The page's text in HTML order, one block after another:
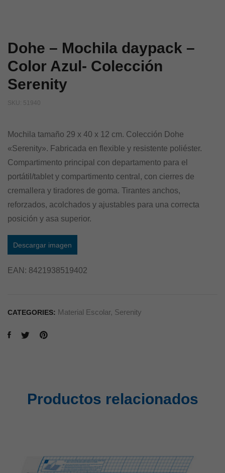
Dohe – Mochila daypack –
Color Azul- Colección
Serenity
SKU: 51940
Mochila tamaño 29 x 40 x 12 cm. Colección Dohe
«Serenity». Fabricada en flexible y resistente poliéster.
Compartimento principal con departamento para el
portátil/tablet y compartimento central, con cierres de
cremallera y tiradores de goma. Tirantes anchos,
reforzados, acolchados y ajustables para una correcta
posición y asa superior.
Descargar imagen
EAN: 8421938519402
CATEGORIES: Material Escolar, Serenity
Productos relacionados